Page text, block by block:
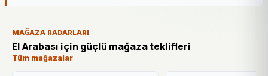
MAĞAZA RADARLARI
El Arabası için güçlü mağaza teklifleri
Tüm mağazalar